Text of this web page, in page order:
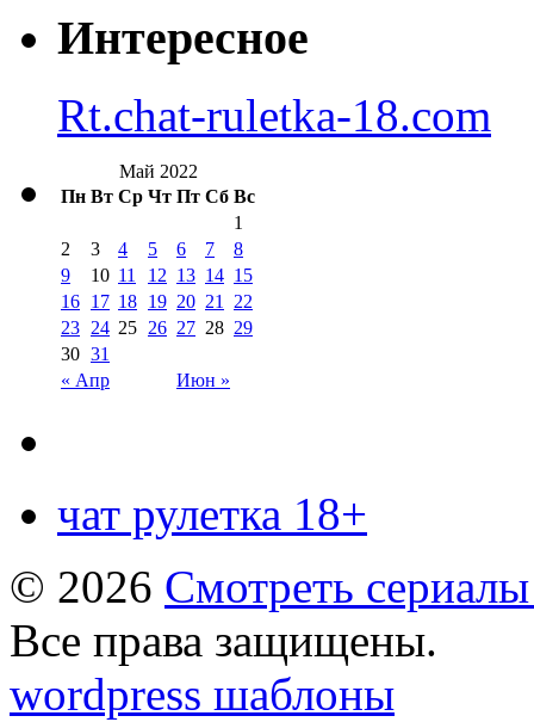
Интересное
Rt.chat-ruletka-18.com
Май 2022
Пн Вт Ср Чт Пт Сб Вс
« Апр Июн »
1
2
3 4 5 6 7
8
9
10 11 12 13 14 15
16 17 18 19 20 21
22
23 24 25 26 27 28 29
30 31
чат рулетка 18+
© 2026 Смотреть
Все права защищены.
wordpress шаблоны